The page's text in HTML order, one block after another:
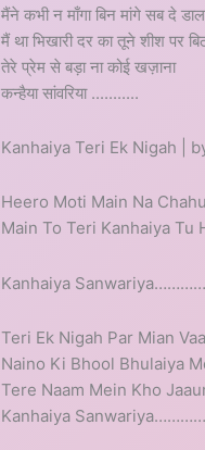
मैंने कभी न माँगा बिन मांगे सब दे
मैं था भिखारी दर का तूने शीश पर
तेरे प्रेम से बड़ा ना कोई खज़ाना
कन्हैया सांवरिया ...........
Kanhaiya Teri Ek Nigah |
Heero Moti Main Na
Main To Teri Kanhaiya Tu
Kanhaiya
Teri Ek Nigah Par Mian
Naino Ki Bhool Bhulaiya
Tere Naam Mein Kho
Kanhaiya